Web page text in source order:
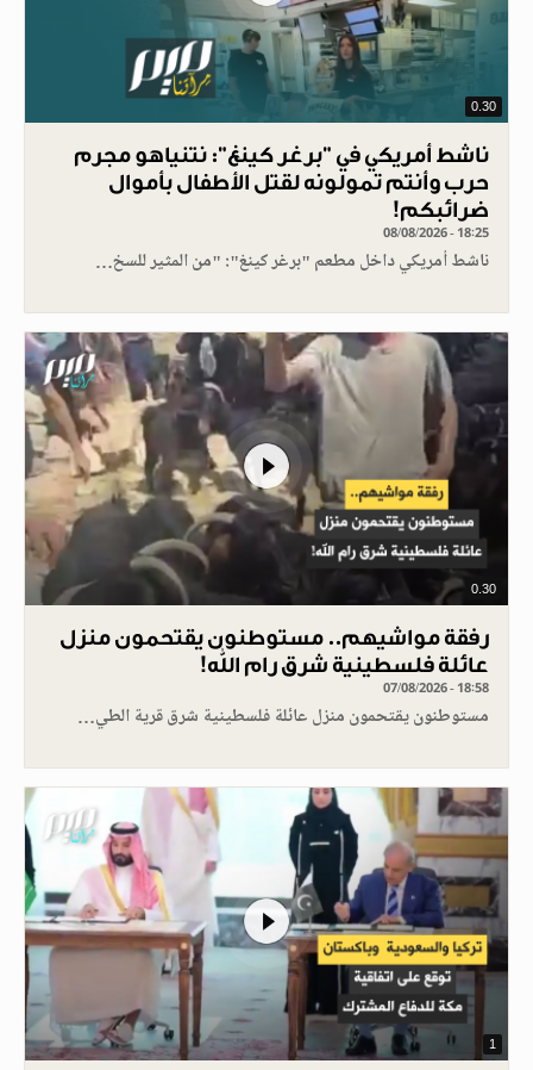
0.30
ناشط أمريكي في "برغر كينغ": نتنياهو مجرم
حرب وأنتم تمولونه لقتل الأطفال بأموال
ضرائبكم!
08/08/2026 - 18:25
ناشط أمريكي داخل مطعم "برغر كينغ": "من المثير للسخ…
0.30
رفقة مواشيهم.. مستوطنون يقتحمون منزل
عائلة فلسطينية شرق رام الله!
07/08/2026 - 18:58
مستوطنون يقتحمون منزل عائلة فلسطينية شرق قرية الطي…
1